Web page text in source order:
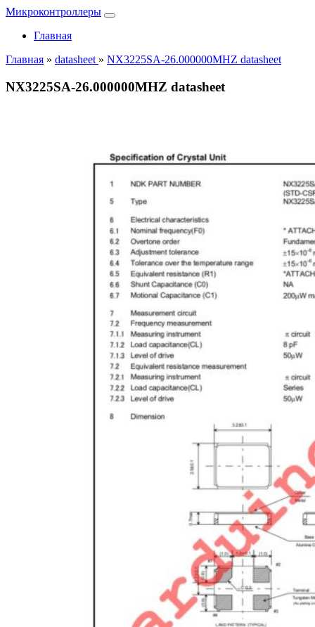
Микроконтроллеры
Главная
Главная » datasheet » NX3225SA-26.000000MHZ datasheet
NX3225SA-26.000000MHZ datasheet